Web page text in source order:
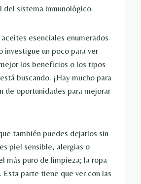
del sistema inmunológico.
esenciales enumerados
investigue un poco para ver
los beneficios o los tipos
buscando. ¡Hay mucho para
de oportunidades para mejorar
también puedes dejarlos sin
piel sensible, alergias o
más puro de limpieza; la ropa
Esta parte tiene que ver con las